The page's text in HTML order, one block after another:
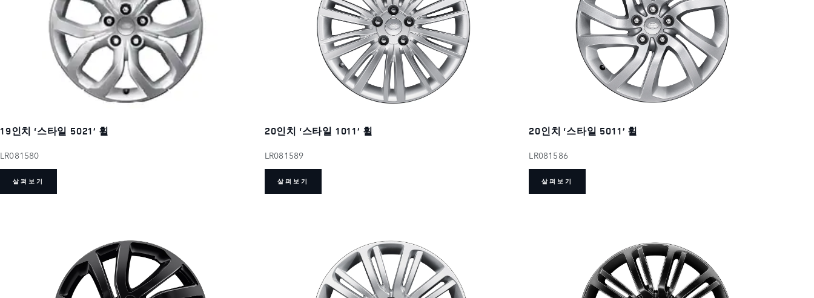
19인치 ‘스타일 5021’ 휠
LR081580
살펴보기
20인치 ‘스타일 1011’ 휠
LR081589
살펴보기
20인치 ‘스타일 5011’ 휠
LR081586
살펴보기